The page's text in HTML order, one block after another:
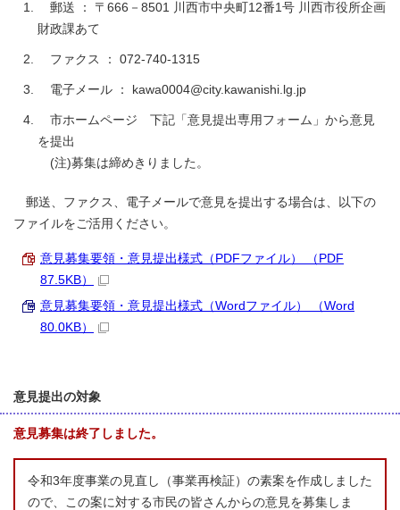
郵送 ： 〒666－8501 川西市中央町12番1号 川西市役所企画
財政課あて
ファクス ： 072-740-1315
電子メール ： kawa0004@city.kawanishi.lg.jp
市ホームページ 下記「意見提出専用フォーム」から意見
を提出
(注)募集は締めきりました。
郵送、ファクス、電子メールで意見を提出する場合は、以下の
ファイルをご活用ください。
意見募集要領・意見提出様式（PDFファイル） （PDF
87.5KB）
意見募集要領・意見提出様式（Wordファイル） （Word
80.0KB）
意見提出の対象
意見募集は終了しました。
令和3年度事業の見直し（事業再検証）の素案を作成しました
ので、この案に対する市民の皆さんからの意見を募集しま